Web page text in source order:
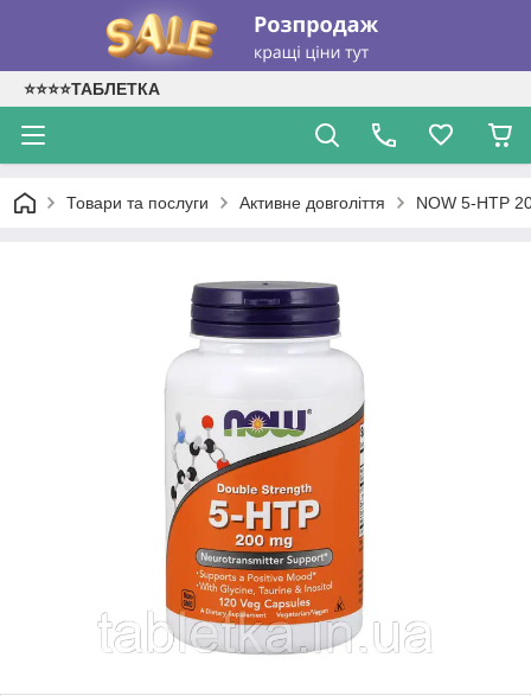
⭐⭐⭐⭐ТАБЛЕТКА
Товари та послуги Активне довголіття NOW 5-HTP